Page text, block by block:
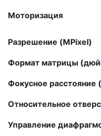
Моторизация
Разрешение (MPixel)
Формат матрицы
Фокусное расстояние
Относительное
Управление